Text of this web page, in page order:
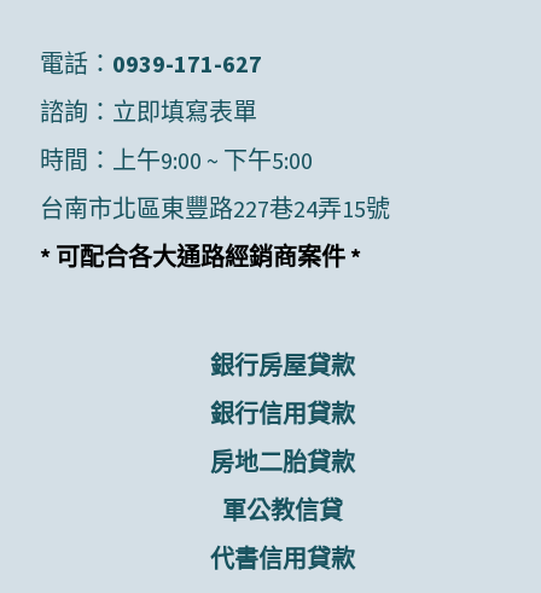
電話： 0939-171-627
諮詢： 立即填寫表單
時間：上午9:00 ~ 下午5:00
台南市北區東豐路227巷24弄15號
* 可配合各大通路經銷商案件 *
銀行房屋貸款
銀行信用貸款
房地二胎貸款
軍公教信貸
代書信用貸款